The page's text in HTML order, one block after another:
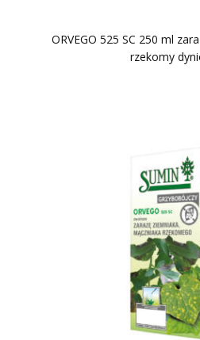
ORVEGO 525 SC 250 ml
rzekomy